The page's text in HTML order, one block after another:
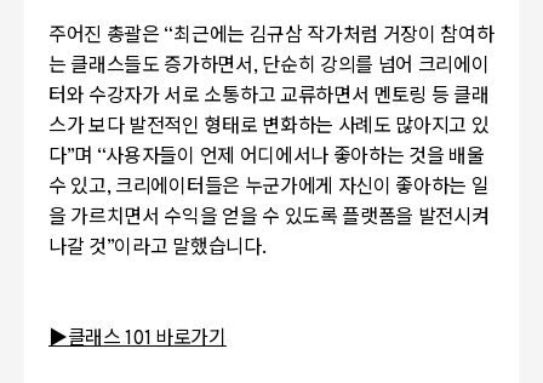
주어진 총괄은 “최근에는 김규삼 작가처럼 거장이 참여하
는 클래스들도 증가하면서 , 단순히 강의를 넘어 크리에이
터와 수강자가 서로 소통하고 교류하면서 멘토링 등 클래
스가 보다 발전적인 형태로 변화하는 사례도 많아지고 있
다”며 “사용자들이 언제 어디에서나 좋아하는 것을 배울
수 있고, 크리에이터들은 누군가에게 자신이 좋아하는 일
을 가르치면서 수익을 얻을 수 있도록 플랫폼을 발전시켜
나갈 것”이라고 말했습니다.
▶클래스 101 바로가기